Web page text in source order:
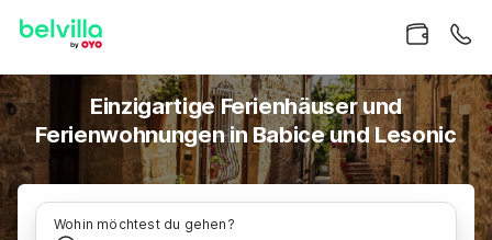
Einzigartige Ferienhäuser und
Ferienwohnungen in Babice und Lesonic
Wohin möchtest du gehen?